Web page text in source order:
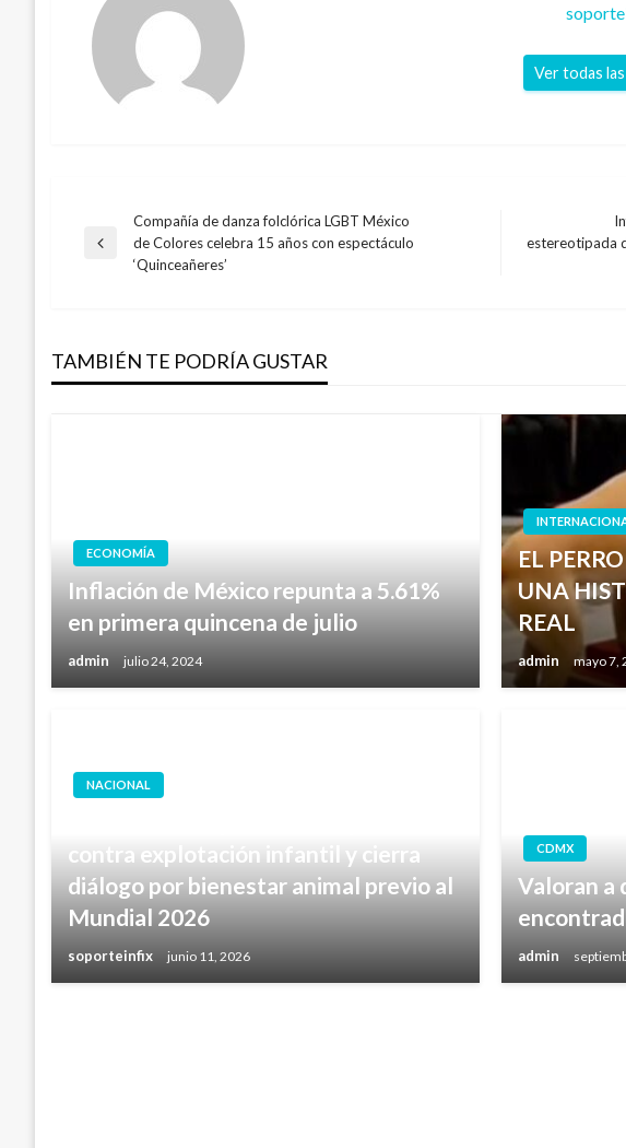
Ver todas
Navegación
entradas
Entrada
Compañía de danza folclórica LGBT México
de Colores celebra 15 años con espectáculo
‘Quinceañeres’
Entrada
estereotipada
TAMBIÉN TE PODRÍA GUSTAR
ECONOMÍA
Inflación de México repunta a 5.61%
en primera quincena de julio
admin julio 24, 2024
EL
UNA
REAL
admin mayo 7,
NACIONAL
contra explotación infantil y cierra
diálogo por bienestar animal previo al
Mundial 2026
soporteinfix junio 11, 2026
CDMX
Valoran a
admin